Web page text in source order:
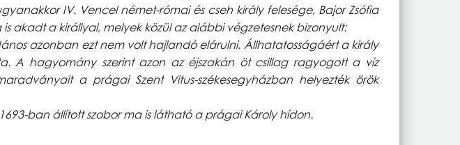
IV. Vencel német-római és cseh király felesége, Bajor Zsófia
akadt a királlyal, melyek közül az alábbi végzetesnek bizonyult:
azonban ezt nem volt hajlandó elárulni. Állhatatosságáért a király
A hagyomány szerint azon az éjszakán öt csillag ragyogott a víz
a prágai Szent Vitus-székesegyházban helyezték örök
ban állított szobor ma is látható a prágai Károly hídon.